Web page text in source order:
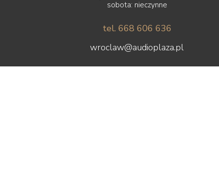
sobota: nieczynne
tel. 668 606 636
wroclaw@audioplaza.pl